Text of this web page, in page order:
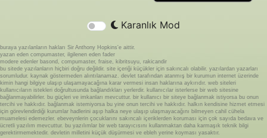
Karanlık Mod
buraya yazılanların hakları Sir Anthony Hopkins'e aittir.
yazan eden compumaster, ilgilenen eden fader
modere edenler basond, compumaster, fraise, kibritsuyu, rakicandir
bu sitede yazılanların hiçbiri doğru değildir. site içeriği küçükler için sakıncalı olabilir. yazılardan yazarları
sorumludur. kaynak göstermeden alıntılanamaz. devlet tarafından atanmış bir kurumun internet üzerinde
kimin hangi bilgiye ulaşıp ulaşamayacağına karar vermesi insan haklarına aykırıdır. web siteleri
kullanıcıların istekleri doğrultusunda bağlandıkları yerlerdir. kullanıcılar isterlerse bir web sitesine
bağlanmayabilirler. bu güçleri ve imkanları mevcuttur. bir kullanıcı bir siteye bağlanmak istiyorsa bu onun
tercihi ve hakkıdır. bağlanmak istemiyorsa bu yine onun tercihi ve hakkıdır. halkın kendisine hizmet etmesi
için görevlendirdiği kurumlar hadlerini aşıp halka neye ulaşıp ulaşmayacağını bilmeyen cahil cühela
muamelesi edemezler. ebeveynlerin çocuklarını sakıncalı içeriklerden koruması için çok sayıda bedava ve
ücretli yazılım mevcuttur. bu yazılımlar bir web tarayıcısını kullanmaktan daha karmaşık teknik bilgi
gerektirmemektedir. devletin milletini küçük düşürmesi ve ebleh yerine koyması yasaktır.